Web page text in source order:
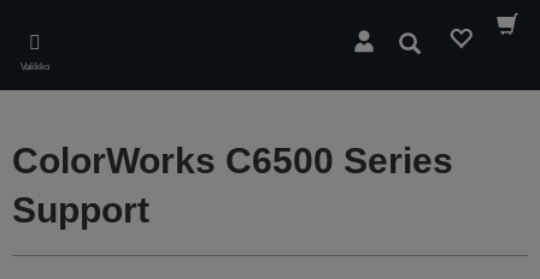
main
content
Valikko
Hae
ColorWorks C6500 Series
Support